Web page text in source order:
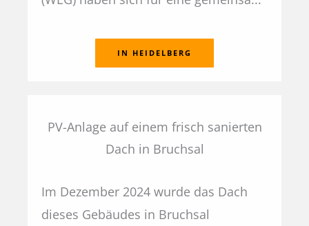
IN HEIDELBERG
PV-Anlage auf einem frisch sanierten
Dach in Bruchsal
Im Dezember 2024 wurde das Dach
dieses Gebäudes in Bruchsal